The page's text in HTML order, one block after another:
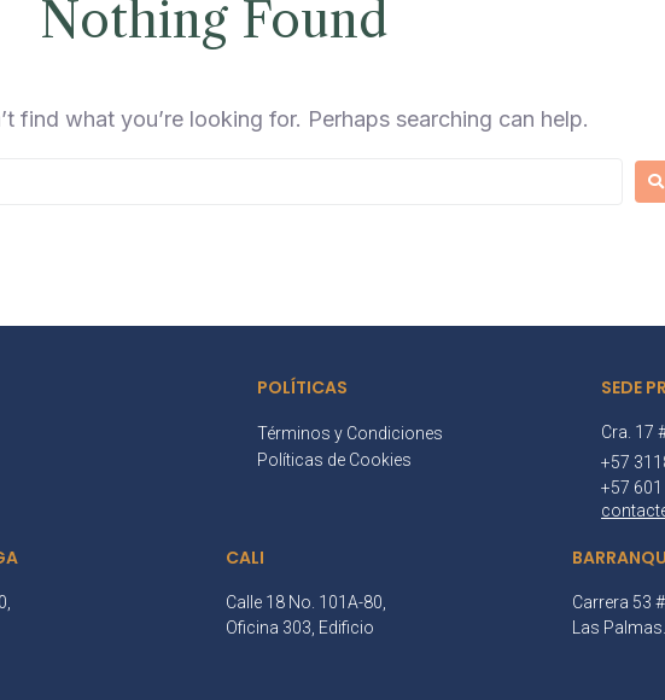
Nothing Found
find what you’re looking for. Perhaps searching can help.
POLÍTICAS
Términos y Condiciones
Políticas de Cookies
SEDE
Cra. 17
+57
+57
CALI
Calle 18 No. 101A-80,
Oficina 303, Edificio
Carrera 53
Las Palmas.